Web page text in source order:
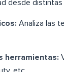
desde distintas
Analiza las
herramientas:
etc.